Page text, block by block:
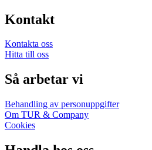
Kontakt
Kontakta oss
Hitta till oss
Så arbetar vi
Behandling av personuppgifter
Om TUR & Company
Cookies